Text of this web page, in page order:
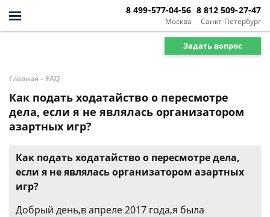
Москва
8 499-577-04-56
Санкт-Петербург
8 812 509-27-47
Задать вопрос
Главная - FAQ
Как подать ходатайство о пересмотре
дела, если я не являлась организатором
азартных игр?
Как подать ходатайство о пересмотре дела,
если я не являлась организатором азартных
игр?
Добрый день,в апреле 2017 года,я была